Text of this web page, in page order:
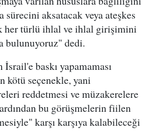
sürecini aksatacak veya ateşkes
her türlü ihlal ve ihlal girişimini
bulunuyoruz" dedi.
baskı yapamaması
seçenekle, yani
reddetmesi ve müzakerelere
ardından bu görüşmelerin fiilen
karşı karşıya kalabileceği